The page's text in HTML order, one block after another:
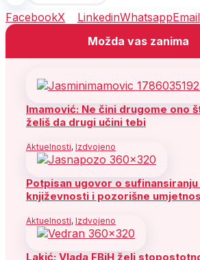
FacebookX LinkedinWhatsappEmail
Možda vas zanima
Imamović: Ne čini drugome ono
želiš da drugi učini tebi
Aktuelnosti, Izdvojeno
Potpisan ugovor o
književnosti i pozorišne
Aktuelnosti, Izdvojeno
Lakić: Vlada FBiH želi